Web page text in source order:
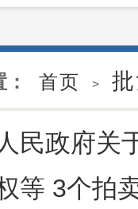
首页 >
民政府关
等 3个拍